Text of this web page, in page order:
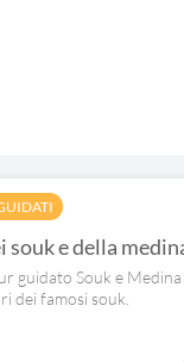
e della
guidato Souk e
dei famosi souk.